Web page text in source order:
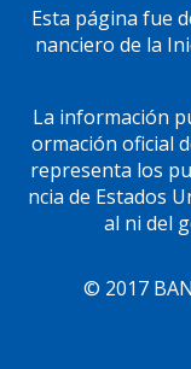
Esta página fue
nanciero de la
La información
ormación oficial
representa los
ncia de Estados
al ni del
© 2017